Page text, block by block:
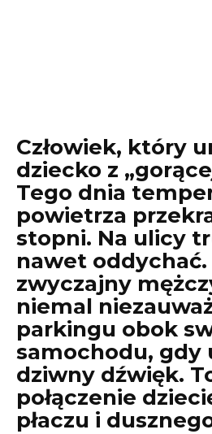
Człowiek, który
dziecko z
Tego dnia
powietrza
stopni. Na ulicy
nawet oddychać.
zwyczajny
niemal
parkingu obok
samochodu, gdy
dziwny dźwięk.
połączenie
płaczu i